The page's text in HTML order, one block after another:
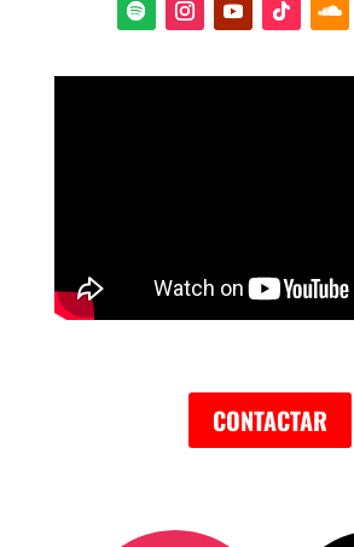
CONTACTAR